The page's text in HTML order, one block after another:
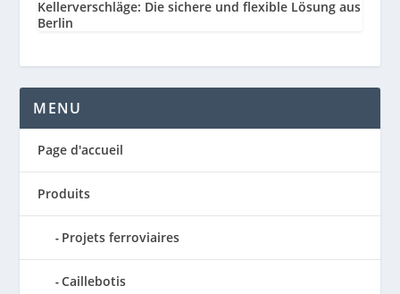
Kellerverschläge: Die sichere und flexible Lösung aus
Berlin
MENU
Page d'accueil
Produits
Projets ferroviaires
Caillebotis